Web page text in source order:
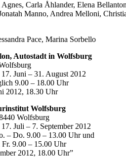
Agnes, Carla Åhlander, Elena
Manno, Andrea Melloni,
Pace, Marina Sorbello
Autostadt in Wolfsburg
Juni – 31. August 2012
9.00 – 18.00 Uhr
2012, 18.30 Uhr
Wolfsburg
Wolfsburg
Juli – 7. September 2012
– Do. 9.00 – 13.00 Uhr und
9.00 – 15.00 Uhr
2012, 18.00 Uhr”